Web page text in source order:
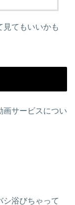
見てもいいかも
画サービスについ
シ浴びちゃって